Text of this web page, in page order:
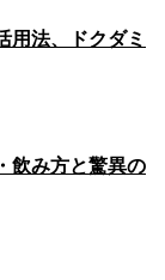
用法、ドクダミ
飲み方と驚異の